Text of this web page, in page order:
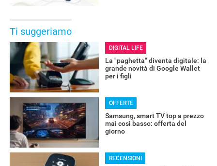
Ti suggeriamo
DIGITAL LIFE
La "paghetta" diventa digitale: la
grande novità di Google Wallet
per i figli
OFFERTE
Samsung, smart TV top a prezzo
mai così basso: offerta del
giorno
RECENSIONI